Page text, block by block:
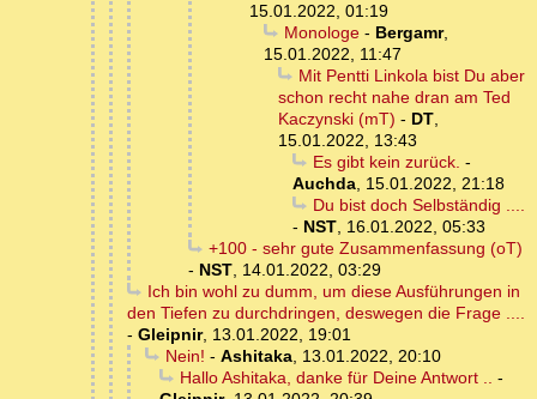
15.01.2022, 01:19
Monologe- Bergamr,
15.01.2022, 11:47
Mit Pentti Linkola bist Du aber
schon recht nahe dran am Ted
Kaczynski (mT) - DT,
15.01.2022, 13:43
Es gibt kein zurück. -
Auchda, 15.01.2022, 21:18
Du bist doch Selbständig ....
- NST, 16.01.2022, 05:33
+100 - sehr gute Zusammenfassung (oT)
- NST, 14.01.2022, 03:29
Ich bin wohl zu dumm, um diese Ausführungen in
den Tiefen zu durchdringen, deswegen die Frage ....
- Gleipnir, 13.01.2022, 19:01
Nein! - Ashitaka, 13.01.2022, 20:10
Hallo Ashitaka, danke für Deine Antwort .. -